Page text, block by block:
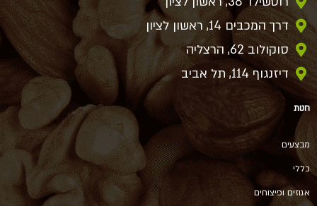
דרך המכבים 14, ראשון לציון
סוקולוב 62, הרצליה
דיזנגוף 114, תל אביב
חנות
מבצעים
כללי
אגוזים ופיצוחים